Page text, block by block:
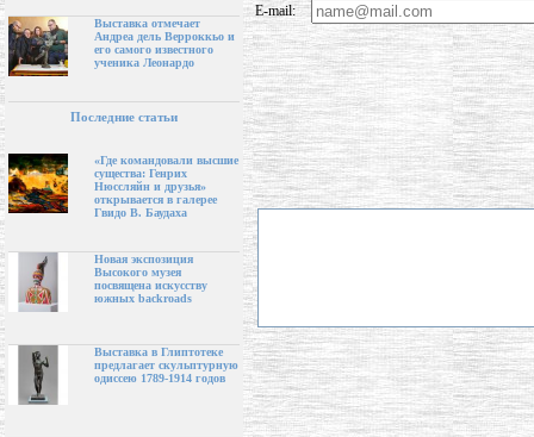
Выставка отмечает
Андреа дель Верроккьо и
его самого известного
ученика Леонардо
Последние статьи
«Где командовали высшие
существа: Генрих
Нюссляйн и друзья»
открывается в галерее
Гвидо В. Баудаха
Новая экспозиция
Высокого музея
посвящена искусству
южных backroads
Выставка в Глиптотеке
предлагает скульптурную
одиссею 1789-1914 годов
E-mail: